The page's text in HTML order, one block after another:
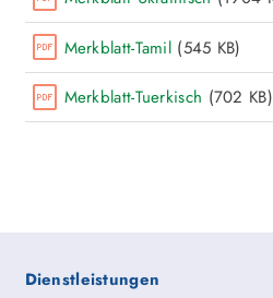
Merkblatt-Tamil (545 KB)
Merkblatt-Tuerkisch (702 KB)
Dienstleistungen